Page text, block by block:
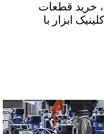
خرید قطعات
ابزار با